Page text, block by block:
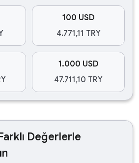
100 USD
4.771,11 TRY
1.000 USD
47.711,10 TRY
Farklı Değerlerle